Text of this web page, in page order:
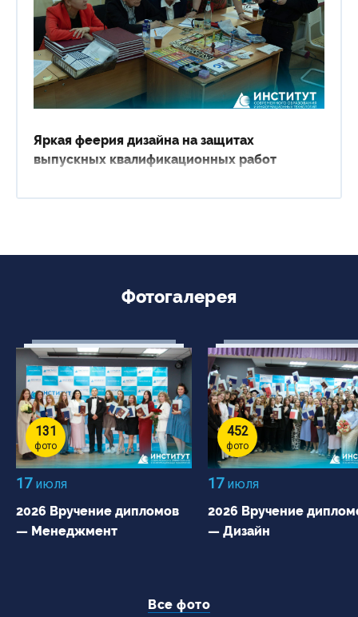
Яркая феерия дизайна на защитах
выпускных квалификационных работ
Фотогалерея
131
фото
17июля
2026 Вручение дипломов
— Менеджмент
452
фото
17июля
2026 Вручение
— Дизайн
Все фото